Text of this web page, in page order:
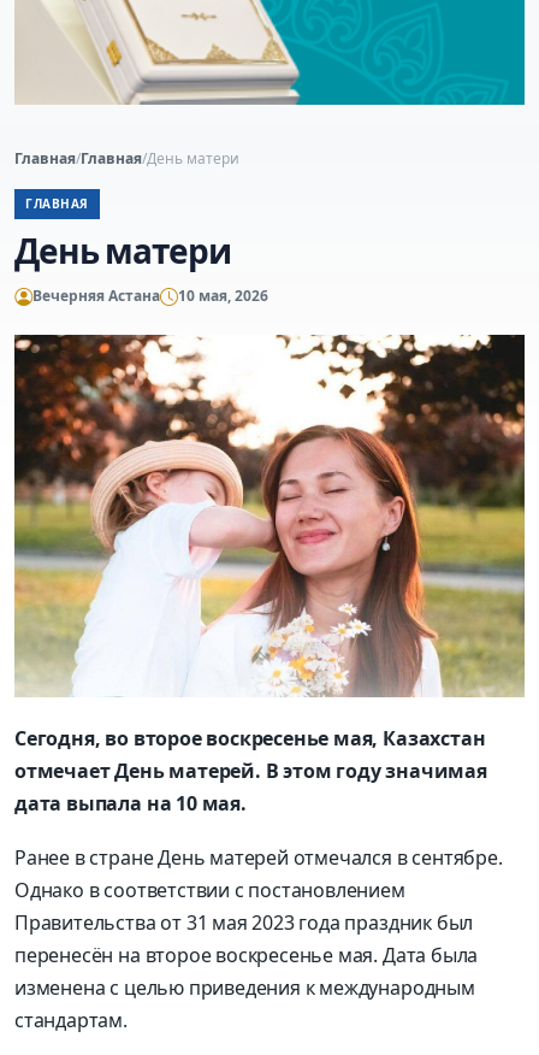
Главная/Главная/День матери
ГЛАВНАЯ
День матери
Вечерняя Астана 10 мая, 2026
Сегодня, во второе воскресенье мая, Казахстан
отмечает День матерей. В этом году значимая
дата выпала на 10 мая.
Ранее в стране День матерей отмечался в сентябре.
Однако в соответствии с постановлением
Правительства от 31 мая 2023 года праздник был
перенесён на второе воскресенье мая. Дата была
изменена с целью приведения к международным
стандартам.